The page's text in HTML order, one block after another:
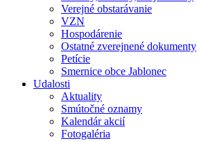
Verejné obstarávanie
VZN
Hospodárenie
Ostatné zverejnené dokumenty
Petície
Smernice obce Jablonec
Udalosti
Aktuality
Smútočné oznamy
Kalendár akcií
Fotogaléria